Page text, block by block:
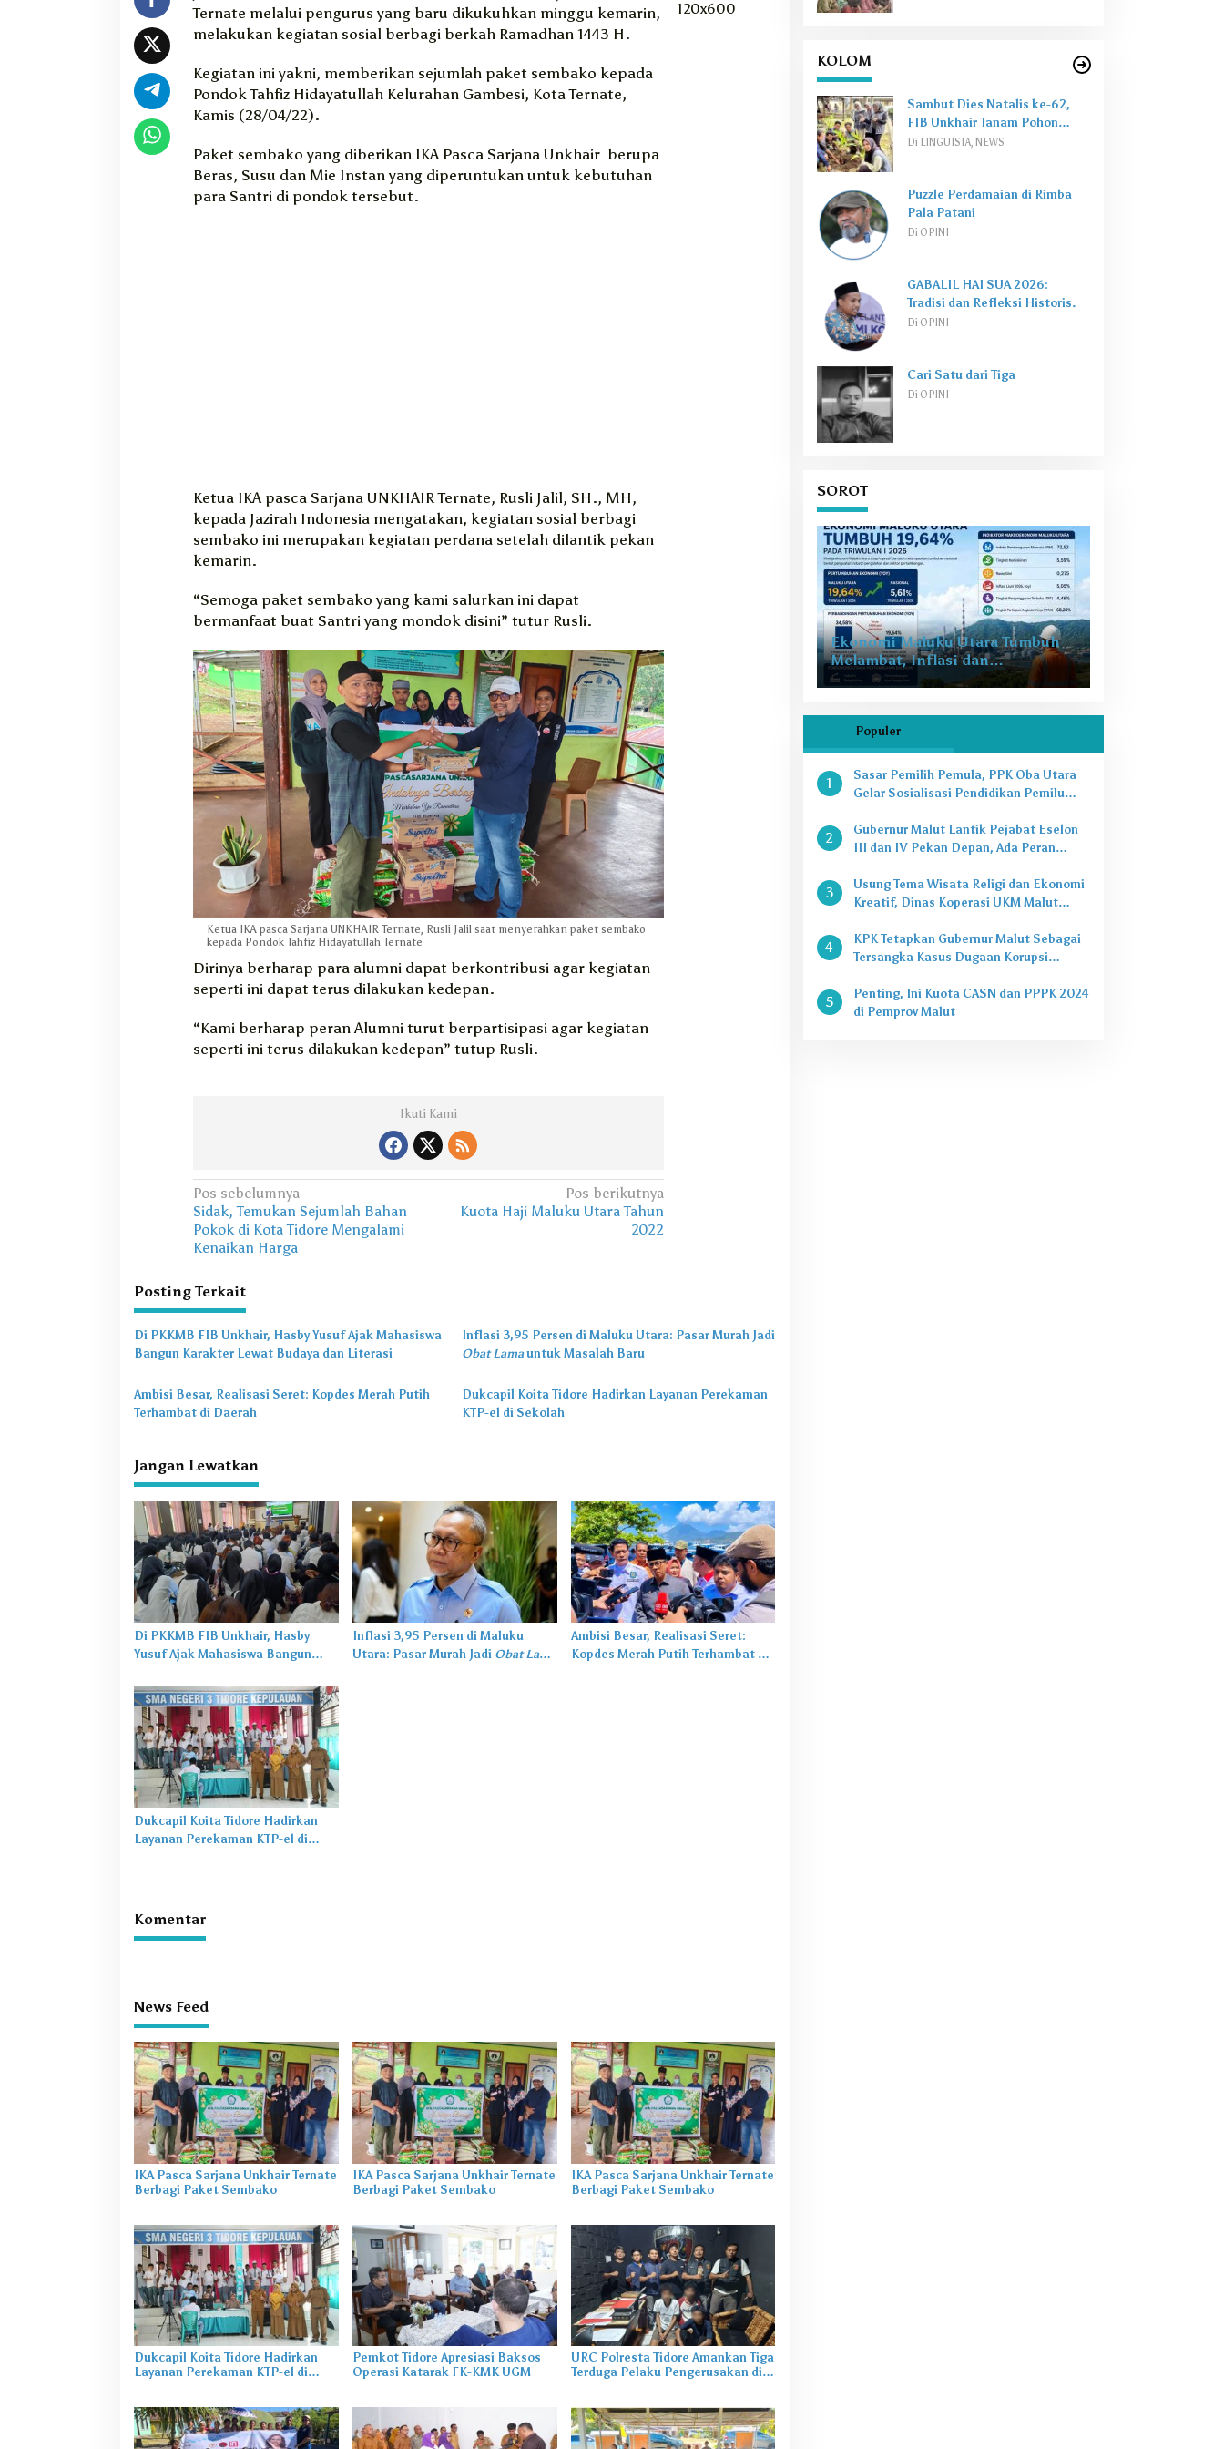
g
i
e
t
e
m
b
Ternate melalui pengurus yang baru dikukuhkan minggu kemarin,
melakukan kegiatan sosial berbagi berkah Ramadhan 1443 H.
Kegiatan ini yakni, memberikan sejumlah paket sembako kepada
Pondok Tahfiz Hidayatullah Kelurahan Gambesi, Kota Ternate,
Kamis (28/04/22).
Paket sembako yang diberikan IKA Pasca Sarjana Unkhair berupa
Beras, Susu dan Mie Instan yang diperuntukan untuk kebutuhan
para Santri di pondok tersebut.
Ketua IKA pasca Sarjana UNKHAIR Ternate, Rusli Jalil, SH., MH,
kepada Jazirah Indonesia mengatakan, kegiatan sosial berbagi
sembako ini merupakan kegiatan perdana setelah dilantik pekan
kemarin.
“Semoga paket sembako yang kami salurkan ini dapat
bermanfaat buat Santri yang mondok disini” tutur Rusli.
Ketua IKA pasca Sarjana UNKHAIR Ternate, Rusli Jalil saat menyerahkan paket sembako
kepada Pondok Tahfiz Hidayatullah Ternate
Dirinya berharap para alumni dapat berkontribusi agar kegiatan
seperti ini dapat terus dilakukan kedepan.
“Kami berharap peran Alumni turut berpartisipasi agar kegiatan
seperti ini terus dilakukan kedepan” tutup Rusli.
Ikuti Kami
N
a
v
g
a
s
p
s
Pos sebelumnya
Sidak, Temukan Sejumlah Bahan
Pokok di Kota Tidore Mengalami
Kenaikan Harga
Pos berikutnya
Kuota Haji Maluku Utara Tahun
2022
Posting Terkait
Di PKKMB FIB Unkhair, Hasby Yusuf Ajak Mahasiswa
Bangun Karakter Lewat Budaya dan Literasi
Inflasi 3,95 Persen di Maluku Utara: Pasar Murah Jadi
Obat Lamauntuk Masalah Baru
Ambisi Besar, Realisasi Seret: Kopdes Merah Putih
Terhambat di Daerah
Dukcapil Koita Tidore Hadirkan Layanan Perekaman
KTP-el di Sekolah
Jangan Lewatkan
Di PKKMB FIB Unkhair, Hasby
Yusuf Ajak Mahasiswa Bangun
Literasi
Inflasi 3,95 Persen di Maluku
Utara: Pasar Murah Jadi Obat Lama
Ambisi Besar, Realisasi Seret:
Kopdes Merah Putih Terhambat di
Dukcapil Koita Tidore Hadirkan
Layanan Perekaman KTP-el di
Komentar
News Feed
IKA Pasca Sarjana Unkhair Ternate
Berbagi Paket Sembako
IKA Pasca Sarjana Unkhair Ternate
Berbagi Paket Sembako
IKA Pasca Sarjana Unkhair Ternate
Berbagi Paket Sembako
Dukcapil Koita Tidore Hadirkan
Layanan Perekaman KTP-el di
Pemkot Tidore Apresiasi Baksos
Operasi Katarak FK-KMK UGM
URC Polresta Tidore Amankan Tiga
Terduga Pelaku Pengerusakan di
KOLOM
Sambut Dies Natalis ke-62,
FIB Unkhair Tanam Pohon
PerkuatGreen Campus
Di LINGUISTA, NEWS
Puzzle Perdamaian di Rimba
Pala Patani
Di OPINI
GABALIL HAI SUA 2026:
Tradisi dan Refleksi Historis.
Di OPINI
Cari Satu dari Tiga
Di OPINI
SOROT
Ekonomi Maluku Utara Tumbuh
Melambat, Inflasi dan
Pengangguran Jadi Alarm Baru
Populer
1
Sasar Pemilih Pemula, PPK Oba Utara
Gelar Sosialisasi Pendidikan Pemilu
2
Gubernur Malut Lantik Pejabat Eselon
III dan IV Pekan Depan, Ada Peran
3
Usung Tema Wisata Religi dan Ekonomi
Kreatif, Dinas Koperasi UKM Malut
Raya Sofifi
4
KPK Tetapkan Gubernur Malut Sebagai
Tersangka Kasus Dugaan Korupsi
5
Penting, Ini Kuota CASN dan PPPK 2024
di Pemprov Malut